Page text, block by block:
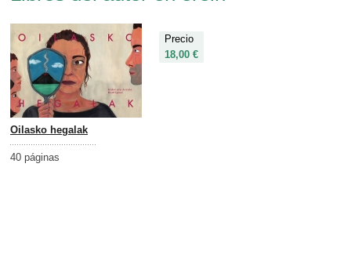
Precio
18,00 €
Oilasko hegalak
40 páginas